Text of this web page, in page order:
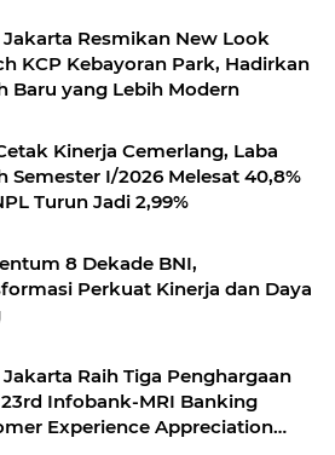
Jakarta Resmikan New Look
KCP Kebayoran Park, Hadirkan
Baru yang Lebih Modern
Kinerja Cemerlang, Laba
Semester I/2026 Melesat 40,8%
Turun Jadi 2,99%
8 Dekade BNI,
Perkuat Kinerja dan Daya
Raih Tiga Penghargaan
Infobank-MRI Banking
Experience Appreciation